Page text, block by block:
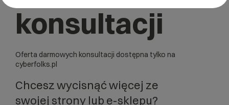
konsultacji
Oferta darmowych konsultacji dostępna tylko na
cyberfolks.pl
Chcesz wycisnąć więcej ze
swojej strony lub e-sklepu?